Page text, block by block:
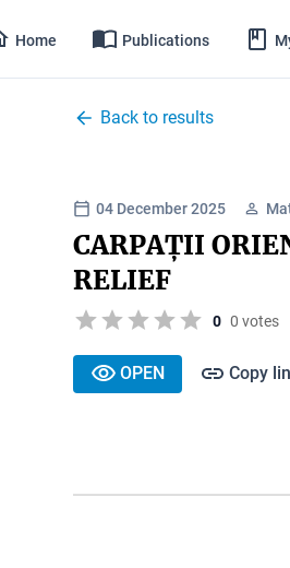
Home Publications
Back to results
04 December 2025
CARPAȚII
RELIEF
0 0 votes
OPEN Copy